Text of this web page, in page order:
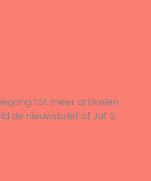
tot meer artikelen
de nieuwsbrief of Juf &